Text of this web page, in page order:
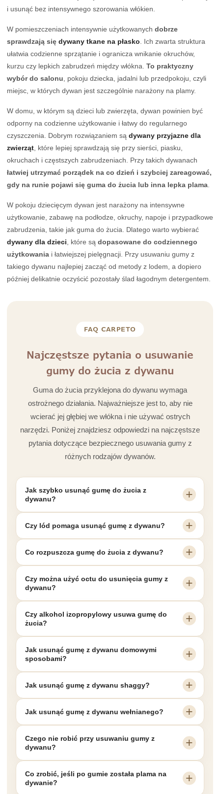
i usunąć bez intensywnego szorowania włókien.
W pomieszczeniach intensywnie użytkowanych dobrze
sprawdzają się dywany tkane na płasko . Ich zwarta struktura
ułatwia codzienne sprzątanie i ogranicza wnikanie okruchów,
kurzu czy lepkich zabrudzeń między włókna. To praktyczny
wybór do salonu , pokoju dziecka, jadalni lub przedpokoju, czyli
miejsc, w których dywan jest szczególnie narażony na plamy.
W domu, w którym są dzieci lub zwierzęta, dywan powinien być
odporny na codzienne użytkowanie i łatwy do regularnego
czyszczenia. Dobrym rozwiązaniem są dywany przyjazne dla
zwierząt , które lepiej sprawdzają się przy sierści, piasku,
okruchach i częstszych zabrudzeniach. Przy takich dywanach
łatwiej utrzymać porządek na co dzień i szybciej zareagować,
gdy na runie pojawi się guma do żucia lub inna lepka plama
W pokoju dziecięcym dywan jest narażony na intensywne
użytkowanie, zabawę na podłodze, okruchy, napoje i przypadkowe
zabrudzenia, takie jak guma do żucia. Dlatego warto wybierać
dywany dla dzieci , które są dopasowane do codziennego
użytkowania i łatwiejszej pielęgnacji. Przy usuwaniu gumy z
takiego dywanu najlepiej zacząć od metody z lodem, a dopiero
później delikatnie oczyścić pozostały ślad łagodnym detergentem.
FAQ CARPETO
Najczęstsze pytania o usuwanie
gumy do żucia z dywanu
Guma do żucia przyklejona do dywanu wymaga
ostrożnego działania. Najważniejsze jest to, aby nie
wcierać jej głębiej we włókna i nie używać ostrych
narzędzi. Poniżej znajdziesz odpowiedzi na najczęstsze
pytania dotyczące bezpiecznego usuwania gumy z
różnych rodzajów dywanów.
Jak szybko usunąć gumę do żucia z
dywanu?
Czy lód pomaga usunąć gumę z dywanu?
Co rozpuszcza gumę do żucia z dywanu?
Czy można użyć octu do usunięcia gumy z
dywanu?
Czy alkohol izopropylowy usuwa gumę do
żucia?
Jak usunąć gumę z dywanu domowymi
sposobami?
Jak usunąć gumę z dywanu shaggy?
Jak usunąć gumę z dywanu wełnianego?
Czego nie robić przy usuwaniu gumy z
dywanu?
Co zrobić, jeśli po gumie została plama na
dywanie?